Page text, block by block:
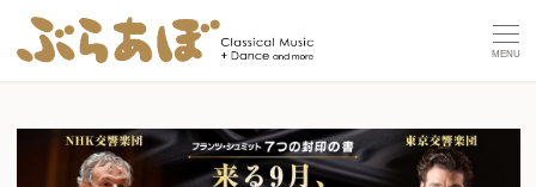
MENU